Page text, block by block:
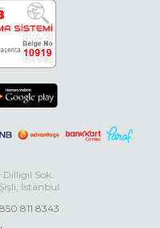
Sok.
İstanbul
811 8343